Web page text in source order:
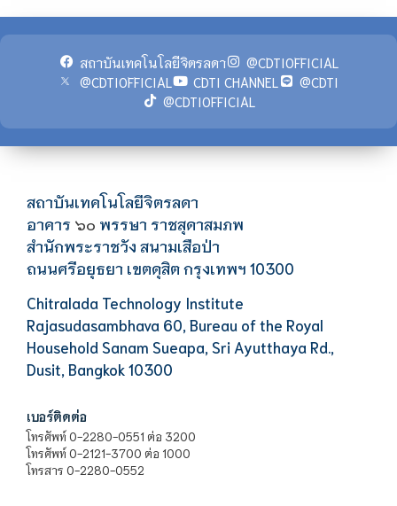
สถาบันเทคโนโลยีจิตรลดา
@CDTIOFFICIAL
@CDTIOFFICIAL
CDTI CHANNEL
@CDTI
@CDTIOFFICIAL
สถาบันเทคโนโลยีจิตรลดา
อาคาร ๖๐ พรรษา ราชสุดาสมภพ
สำนักพระราชวัง สนามเสือป่า
ถนนศรีอยุธยา เขตดุสิต กรุงเทพฯ 10300
Chitralada Technology Institute
Rajasudasambhava 60, Bureau of the Royal
Household Sanam Sueapa, Sri Ayutthaya Rd.,
Dusit, Bangkok 10300
เบอร์ติดต่อ
โทรศัพท์ 0-2280-0551 ต่อ 3200
โทรศัพท์ 0-2121-3700 ต่อ 1000
โทรสาร 0-2280-0552